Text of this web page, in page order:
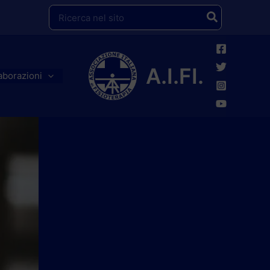
Ricerca
per:
A.I.FI.